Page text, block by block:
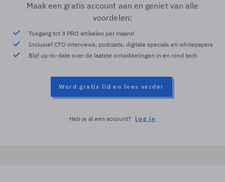
Maak een gratis account aan en geniet van alle
voordelen:
Toegang tot 3 PRO artikelen per maand
Inclusief CTO interviews, podcasts, digitale specials en whitepapers
Blijf up-to-date over de laatste ontwikkelingen in en rond tech
Word gratis lid en lees verder
Heb je al een account? Log in